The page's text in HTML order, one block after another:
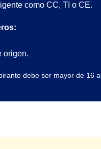
como CC, TI o CE.
origen.
debe ser mayor de 16